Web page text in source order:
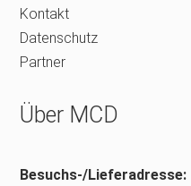
Kontakt
Datenschutz
Partner
Über MCD
Besuchs-/Lieferadresse: